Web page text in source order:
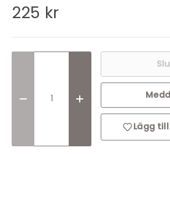
225 kr
Translation missing:
Translation
Lägg